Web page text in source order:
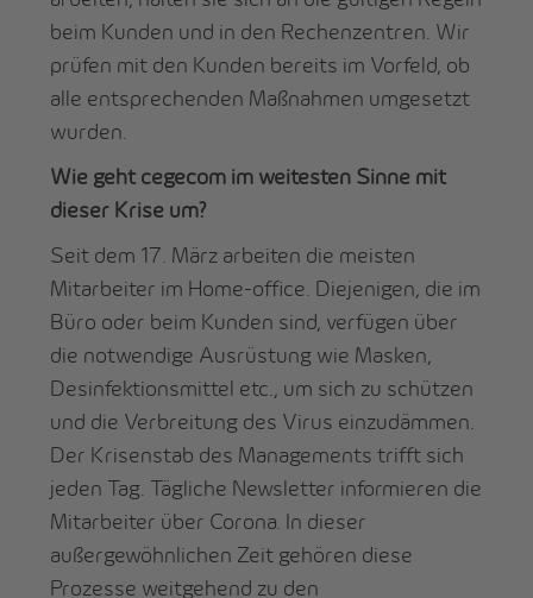
beim Kunden und in den Rechenzentren. Wir
prüfen mit den Kunden bereits im Vorfeld, ob
alle entsprechenden Maßnahmen umgesetzt
wurden.
Wie geht cegecom im weitesten Sinne mit
dieser Krise um?
Seit dem 17. März arbeiten die meisten
Mitarbeiter im Home-office. Diejenigen, die im
Büro oder beim Kunden sind, verfügen über
die notwendige Ausrüstung wie Masken,
Desinfektionsmittel etc., um sich zu schützen
und die Verbreitung des Virus einzudämmen.
Der Krisenstab des Managements trifft sich
jeden Tag. Tägliche Newsletter informieren die
Mitarbeiter über Corona. In dieser
außergewöhnlichen Zeit gehören diese
Prozesse weitgehend zu den